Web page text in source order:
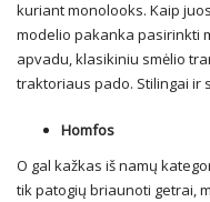
kuriant monolooks. Kaip
modelio pakanka pasirinkti
apvadu, klasikiniu smėlio
traktoriaus pado. Stilingai ir
Homfos
O gal kažkas iš namų
tik patogių briaunoti getrai,